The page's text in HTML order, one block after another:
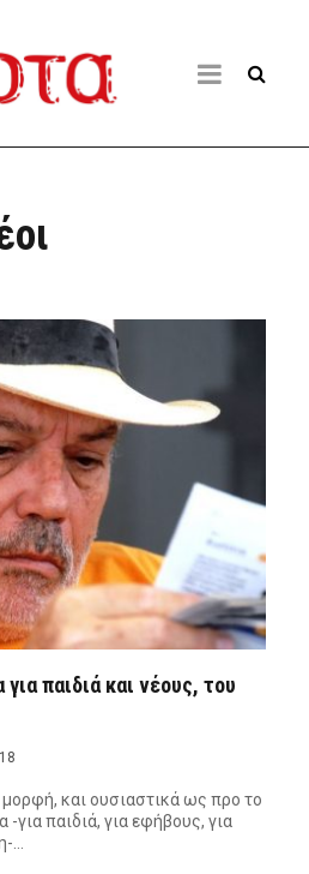
παιδιά και νέους, του
και ουσιαστικά ως προ το
-για παιδιά, για εφήβους, για
…